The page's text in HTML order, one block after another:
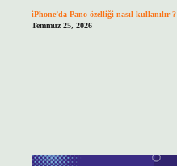
iPhone’da Pano özelliği nasıl kullanılır ?
Temmuz 25, 2026